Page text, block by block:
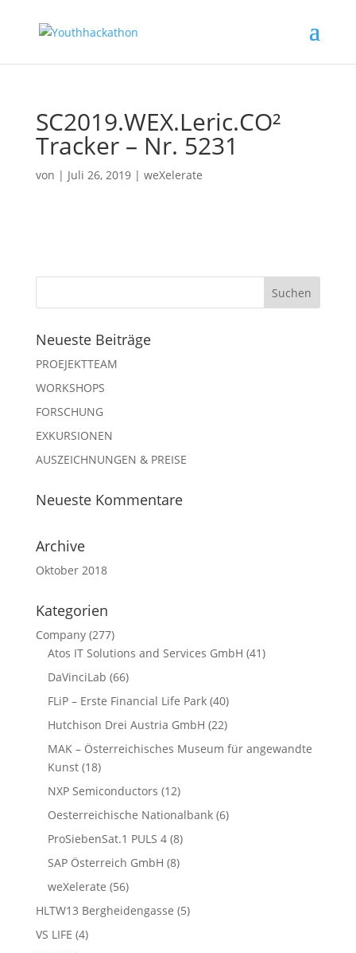
SC2019.WEX.Leric.CO²
Tracker – Nr. 5231
von | Juli 26, 2019| weXelerate
Neueste Beiträge
PROEJEKTTEAM
WORKSHOPS
FORSCHUNG
EXKURSIONEN
AUSZEICHNUNGEN & PREISE
Neueste Kommentare
Archive
Oktober 2018
Kategorien
Company(277)
Atos IT Solutions and Services GmbH (41)
DaVinciLab (66)
FLiP – Erste Financial Life Park(40)
Hutchison Drei Austria GmbH (22)
MAK – Österreichisches Museum für angewandte
Kunst(18)
NXP Semiconductors (12)
Oesterreichische Nationalbank(6)
ProSiebenSat.1 PULS 4(8)
SAP Österreich GmbH (8)
weXelerate (56)
HLTW13 Bergheidengasse (5)
VS LIFE (4)